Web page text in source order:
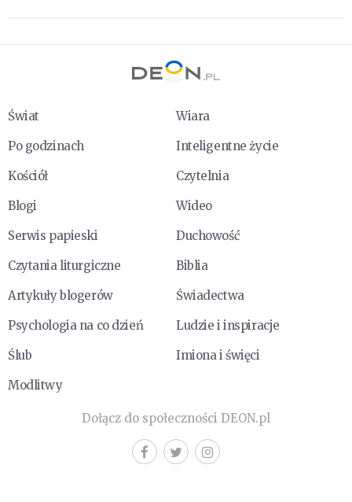
Świat
Wiara
Po godzinach
Inteligentne życie
Kościół
Czytelnia
Blogi
Wideo
Serwis papieski
Duchowość
Czytania liturgiczne
Biblia
Artykuły blogerów
Świadectwa
Psychologia na co dzień
Ludzie i inspiracje
Ślub
Imiona i święci
Modlitwy
Dołącz do społeczności DEON.pl